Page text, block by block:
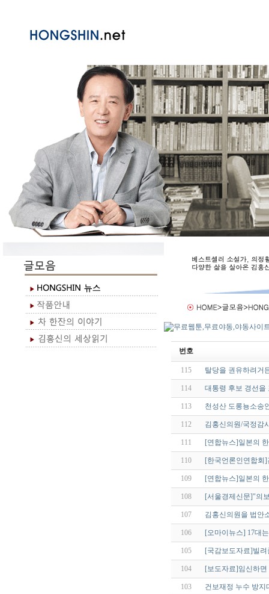
번호
115 탈당을 권유하려거
114 대통령 후보 경선을
113 천성산 도롱뇽소송
112 김홍신의원/국정감
111 [연합뉴스]일본의
110 [한국언론인연합회
109 [연합뉴스]일본의
108 [서울경제신문]"의
107 김홍신의원을 법안
106 [오마이뉴스] 17대
105 [국감보도자료]빌
104 [보도자료]임신하면
103 건보재정 누수 방